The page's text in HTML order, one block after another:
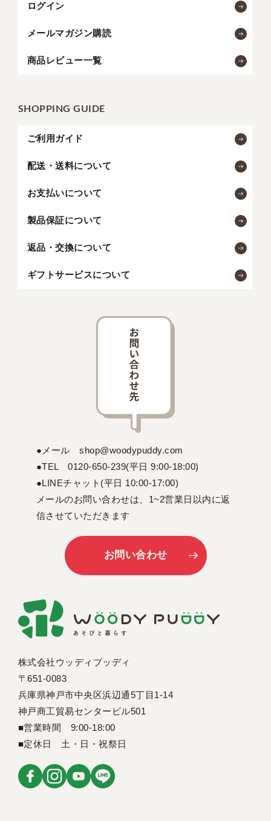
ログイン
メールマガジン購読
商品レビュー一覧
SHOPPING GUIDE
ご利用ガイド
配送・送料について
お支払いについて
製品保証について
返品・交換について
ギフトサービスについて
株式会社ウッディプッディ
〒651-0083
兵庫県神戸市中央区浜辺通5丁目1-14
神戸商工貿易センタービル501
■営業時間 9:00-18:00
■定休日 土・日・祝祭日
●メール shop@woodypuddy.com
●TEL 0120-650-239(平日 9:00-18:00)
●LINEチャット(平日 10:00-17:00)
メールのお問い合わせは、1~2営業日以内に返
信させていただきます
お問い合わせ